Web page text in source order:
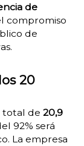
de
compromiso
de
20
total de 20,9
92% será
La empresa